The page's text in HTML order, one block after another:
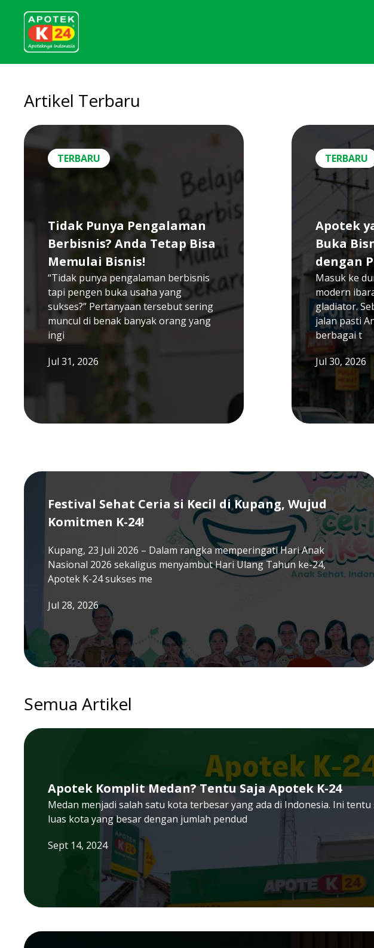
Artikel Terbaru
Tidak Punya Pengalaman
Berbisnis? Anda Tetap Bisa
Memulai Bisnis!
“Tidak punya pengalaman berbisnis
tapi pengen buka usaha yang
sukses?” Pertanyaan tersebut sering
muncul di benak banyak orang yang
ingi
Jul 31, 2026
TERBARU
Apotek
Buka
dengan
Masuk ke
modern
gladiator.
jalan pasti
berbagai t
Jul 30, 2026
TERBARU
Festival Sehat Ceria si Kecil di Kupang, Wujud
Komitmen K-24!
Kupang, 23 Juli 2026 – Dalam rangka memperingati Hari Anak
Nasional 2026 sekaligus menyambut Hari Ulang Tahun ke-24,
Apotek K-24 sukses me
Jul 28, 2026
Semua Artikel
Apotek Komplit Medan? Tentu Saja Apotek K-24
Medan menjadi salah satu kota terbesar yang ada di Indonesia. Ini
luas kota yang besar dengan jumlah pendud
Sept 14, 2024